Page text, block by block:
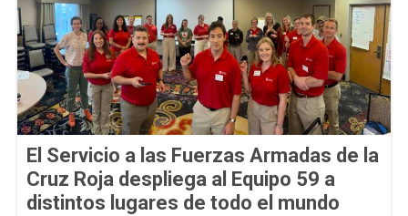
El Servicio a las Fuerzas Armadas de la
Cruz Roja despliega al Equipo 59 a
distintos lugares de todo el mundo